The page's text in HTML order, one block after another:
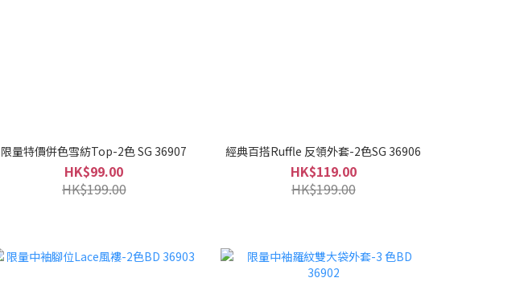
限量特價併色雪紡Top-2色 SG 36907
HK$99.00
HK$199.00
經典百搭Ruffle 反領外套-2色SG 36906
HK$119.00
HK$199.00